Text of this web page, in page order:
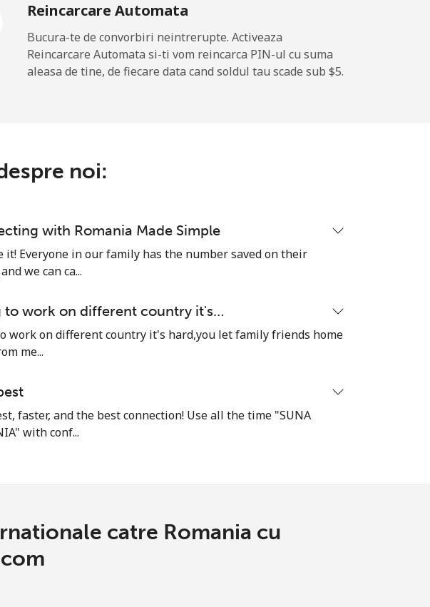
Reincarcare Automata
Bucura-te de convorbiri neintrerupte. Activeaza
Reincarcare Automata si-ti vom reincarca PIN-ul cu suma
aleasa de tine, de fiecare data cand soldul tau scade sub ⁦$5⁩.
noi:
with Romania Made Simple
it! Everyone in our family has the number saved on their
we can ca...
to work on different country it's…
work on different country it's hard,you let family friends home
me...
faster, and the best connection! Use all the time "SUNA
with conf...
catre Romania cu